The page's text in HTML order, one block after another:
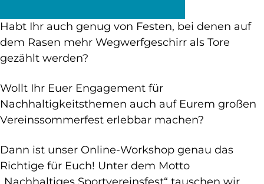
Habt Ihr auch genug von Festen, bei denen auf
dem Rasen mehr Wegwerfgeschirr als Tore
gezählt werden?
Wollt Ihr Euer Engagement für
Nachhaltigkeitsthemen auch auf Eurem großen
Vereinssommerfest erlebbar machen?
Dann ist unser Online-Workshop genau das
Richtige für Euch! Unter dem Motto